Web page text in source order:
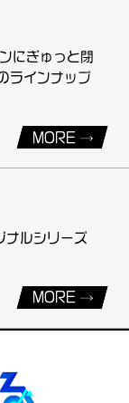
にぎゅっと閉
ラインナップ
MORE
ナルシリーズ
MORE